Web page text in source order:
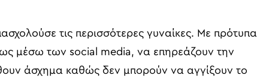
τις περισσότερες γυναίκες. Με πρότυπα
μέσω των social media, να επηρεάζουν την
άσχημα καθώς δεν μπορούν να αγγίξουν το